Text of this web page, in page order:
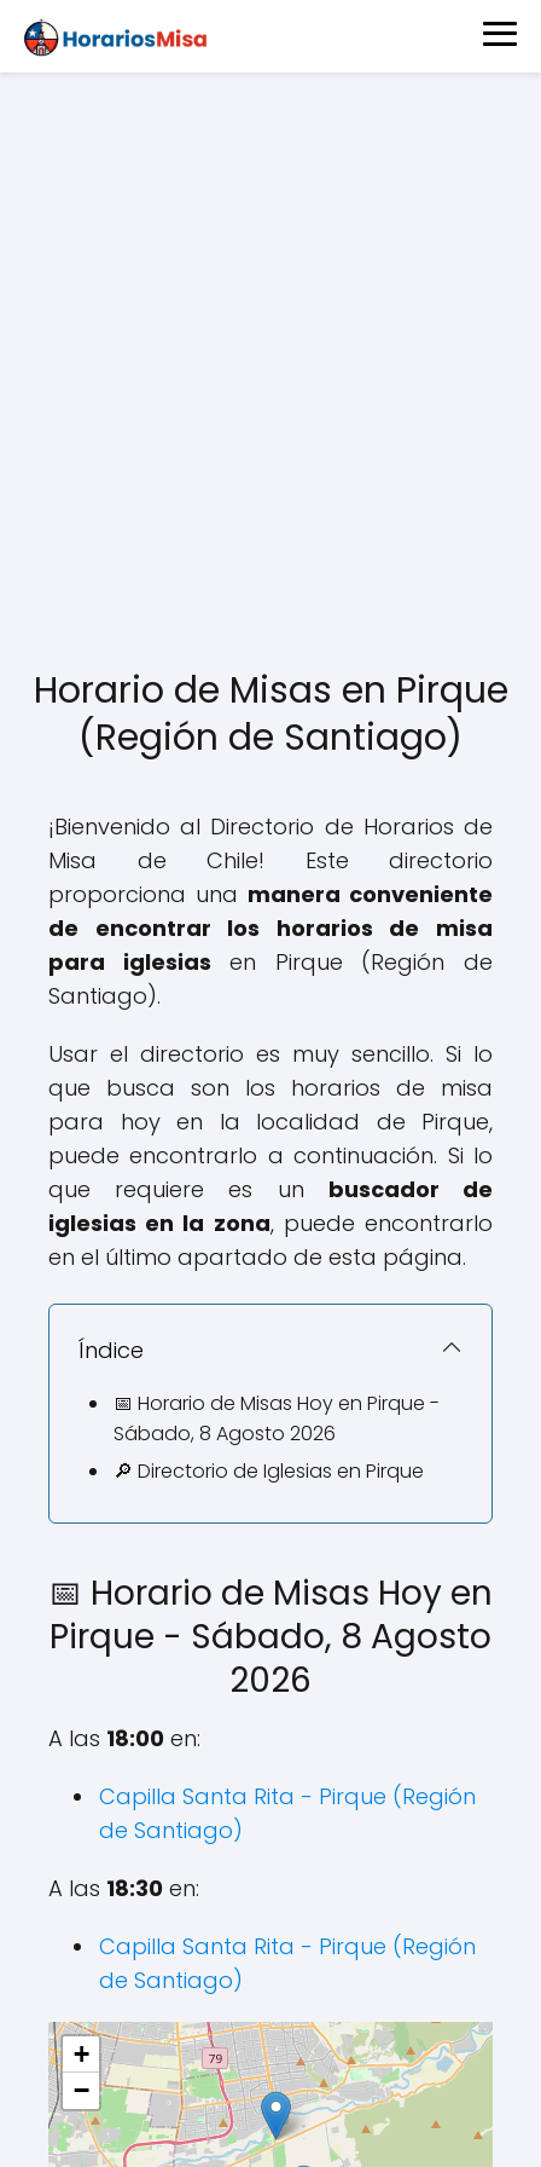
Horario de Misas en Pirque
(Región de Santiago)
¡Bienvenido al Directorio de Horarios de
Misa de Chile! Este directorio
proporciona una manera conveniente
de encontrar los horarios de misa
para iglesias en Pirque (Región de
Santiago).
Usar el directorio es muy sencillo. Si lo
que busca son los horarios de misa
para hoy en la localidad de Pirque,
puede encontrarlo a continuación. Si lo
que requiere es un buscador de
iglesias en la zona, puede encontrarlo
en el último apartado de esta página.
Índice
📅 Horario de Misas Hoy en Pirque -
Sábado, 8 Agosto 2026
🔎 Directorio de Iglesias en Pirque
📅 Horario de Misas Hoy en
Pirque - Sábado, 8 Agosto
2026
A las 18:00 en:
Capilla Santa Rita - Pirque (Región
de Santiago)
A las 18:30 en:
Capilla Santa Rita - Pirque (Región
de Santiago)
+
−